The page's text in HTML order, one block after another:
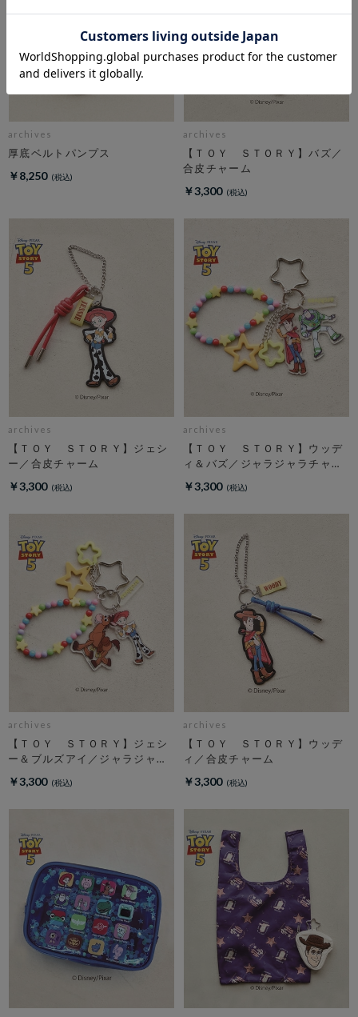
archives
厚底ベルトパンプス
￥8,250
archives
【ＴＯＹ ＳＴＯＲＹ】バズ／
合皮チャーム
￥3,300
archives
【ＴＯＹ ＳＴＯＲＹ】ジェシ
ー／合皮チャーム
￥3,300
archives
【ＴＯＹ ＳＴＯＲＹ】ウッデ
ィ＆バズ／ジャラジャラチャー
￥3,300
archives
【ＴＯＹ ＳＴＯＲＹ】ジェシ
ー＆ブルズアイ／ジャラジャラ
￥3,300
archives
【ＴＯＹ ＳＴＯＲＹ】ウッデ
ィ／合皮チャーム
￥3,300